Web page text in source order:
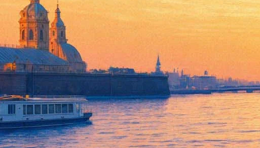
Создатели физического театра PG Progect, авторы пластического
собственную театральную площадку в центре Петербурга. Обещают
«Реzиденция» запланировано на 23 и 24 сентября.
Танцзал в 230 квадратных метров на Большой Конюшенной, 2В
площадки – открытое пространство для независимых коллективов и
постановщиков, обещают собрать не только спектакли, но и лекции,
«Мы столкнулись с проблемой — в Петербурге не такой уж и большой
дорого, либо далеко от центра. Мы поставили задачу создать локацию,
режиссеров и студентов», – рассказывает создатель PG Progect и